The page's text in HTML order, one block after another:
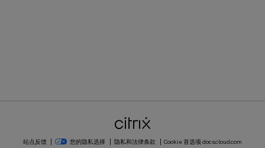
站点反馈 您的隐私选择 隐私和法律条款 Cookie 首选项 docs.cloud.com